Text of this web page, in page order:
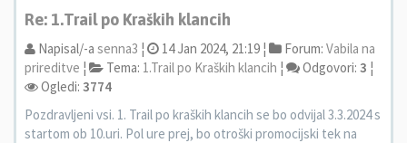
Re: 1.Trail po Kraških klancih
Napisal/-a senna3 ¦ 14 Jan 2024, 21:19 ¦ Forum: Vabila na
prireditve ¦ Tema: 1.Trail po Kraških klancih ¦ Odgovori: 3 ¦
Ogledi: 3774
Pozdravljeni vsi. 1. Trail po kraških klancih se bo odvijal 3.3.2024 s
startom ob 10.uri. Pol ure prej, bo otroški promocijski tek na